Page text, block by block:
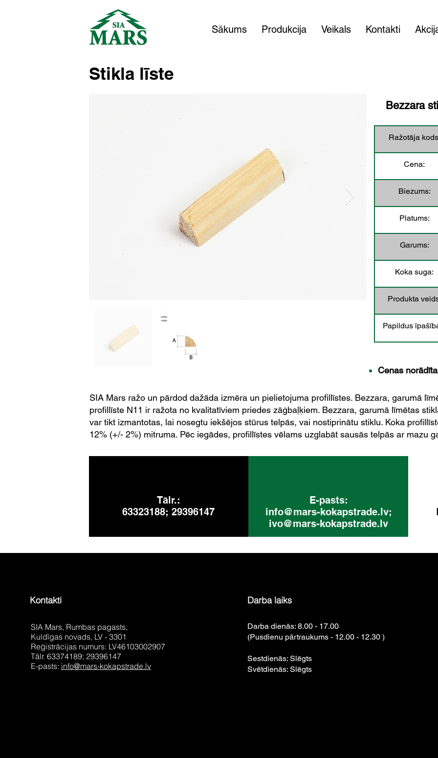
Sākums Produkcija Veikals Kontakti
Stikla līste
Bezzara
Ražotāja
Cena:
Biezums:
Platums:
Garums:
Koka suga:
Produkta
Papildus
Cenas
SIA Mars ražo un pārdod dažāda izmēra un pielietojuma profillīstes. Bezzara, garumā
profillīste N11 ir ražota no kvalitatīviem priedes zāģbaļķiem. Bezzara, garumā līmētas
var tikt izmantotas, lai nosegtu iekšējos stūrus telpās, vai nostiprinātu stiklu. Koka
12% (+/- 2%) mitruma. Pēc iegādes, profillīstes vēlams uzglabāt sausās telpās ar mazu
Tālr.:
63323188; 29396147
E-pasts:
info@mars-kokapstrade.lv;
ivo@mars-kokapstrade.lv
Kontakti
SIA Mars, Rumbas pagasts,
Kuldīgas novads, LV - 3301
Reģistrācijas numurs: LV46103002907
Tālr. 63374189; 29396147
E-pasts: info@mars-kokapstrade.lv
Darba laiks
Darba dienās: 8.00 - 17.00
(Pusdienu pārtraukums - 12.00 - 12.30 )
Sestdienās: Slēgts
Svētdienās: Slēgts